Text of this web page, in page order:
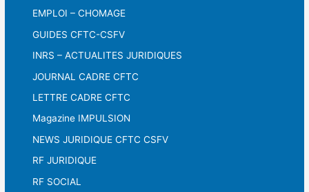
EMPLOI – CHOMAGE
GUIDES CFTC-CSFV
INRS – ACTUALITES JURIDIQUES
JOURNAL CADRE CFTC
LETTRE CADRE CFTC
Magazine IMPULSION
NEWS JURIDIQUE CFTC CSFV
RF JURIDIQUE
RF SOCIAL